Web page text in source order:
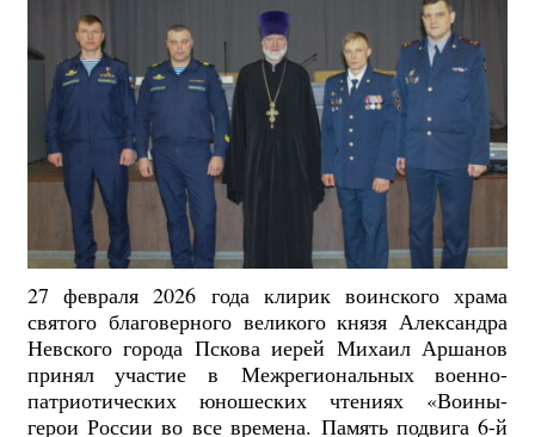
27 февраля 2026 года клирик воинского храма
святого благоверного великого князя Александра
Невского города Пскова иерей Михаил Аршанов
принял участие в Межрегиональных военно-
патриотических юношеских чтениях «Воины-
герои России во все времена. Память подвига 6-й